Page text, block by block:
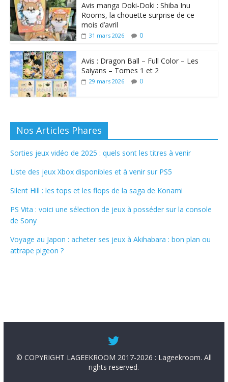
Avis manga Doki-Doki : Shiba Inu
Rooms, la chouette surprise de ce
mois d’avril
31 mars 2026 0
Avis : Dragon Ball – Full Color – Les
Saiyans – Tomes 1 et 2
29 mars 2026 0
Nos Articles Phares
Sorties jeux vidéo de 2025 : quels sont les titres à venir
Liste des jeux Xbox disponibles et à venir sur PS5
Silent Hill : les tops et les flops de la saga de Konami
PS Vita : voici une sélection de jeux à posséder sur la console
de Sony
Voyage au Japon : acheter ses jeux à Akihabara : bon plan ou
attrape pigeon ?
© COPYRIGHT LAGEEKROOM 2017-2026 : Lageekroom. All
rights reserved.